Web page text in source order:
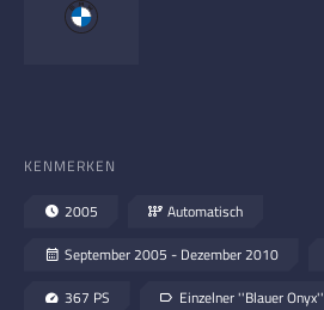
KENMERKEN
2005 Automatisch
September 2005 - Dezember 2010
367 PS Einzelner ''Blauer Onyx''